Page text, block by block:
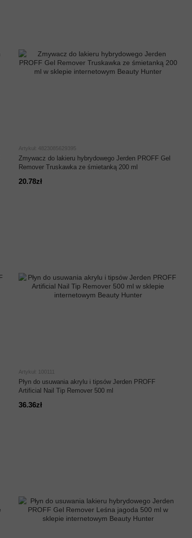
Artykuł: 4823085629395
Zmywacz do lakieru hybrydowego Jerden PROFF Gel
Remover Truskawka ze śmietanką 200 ml
20.78zł
Artykuł: 100111
Płyn do usuwania akrylu i tipsów Jerden PROFF
Artificial Nail Tip Remover 500 ml
36.36zł